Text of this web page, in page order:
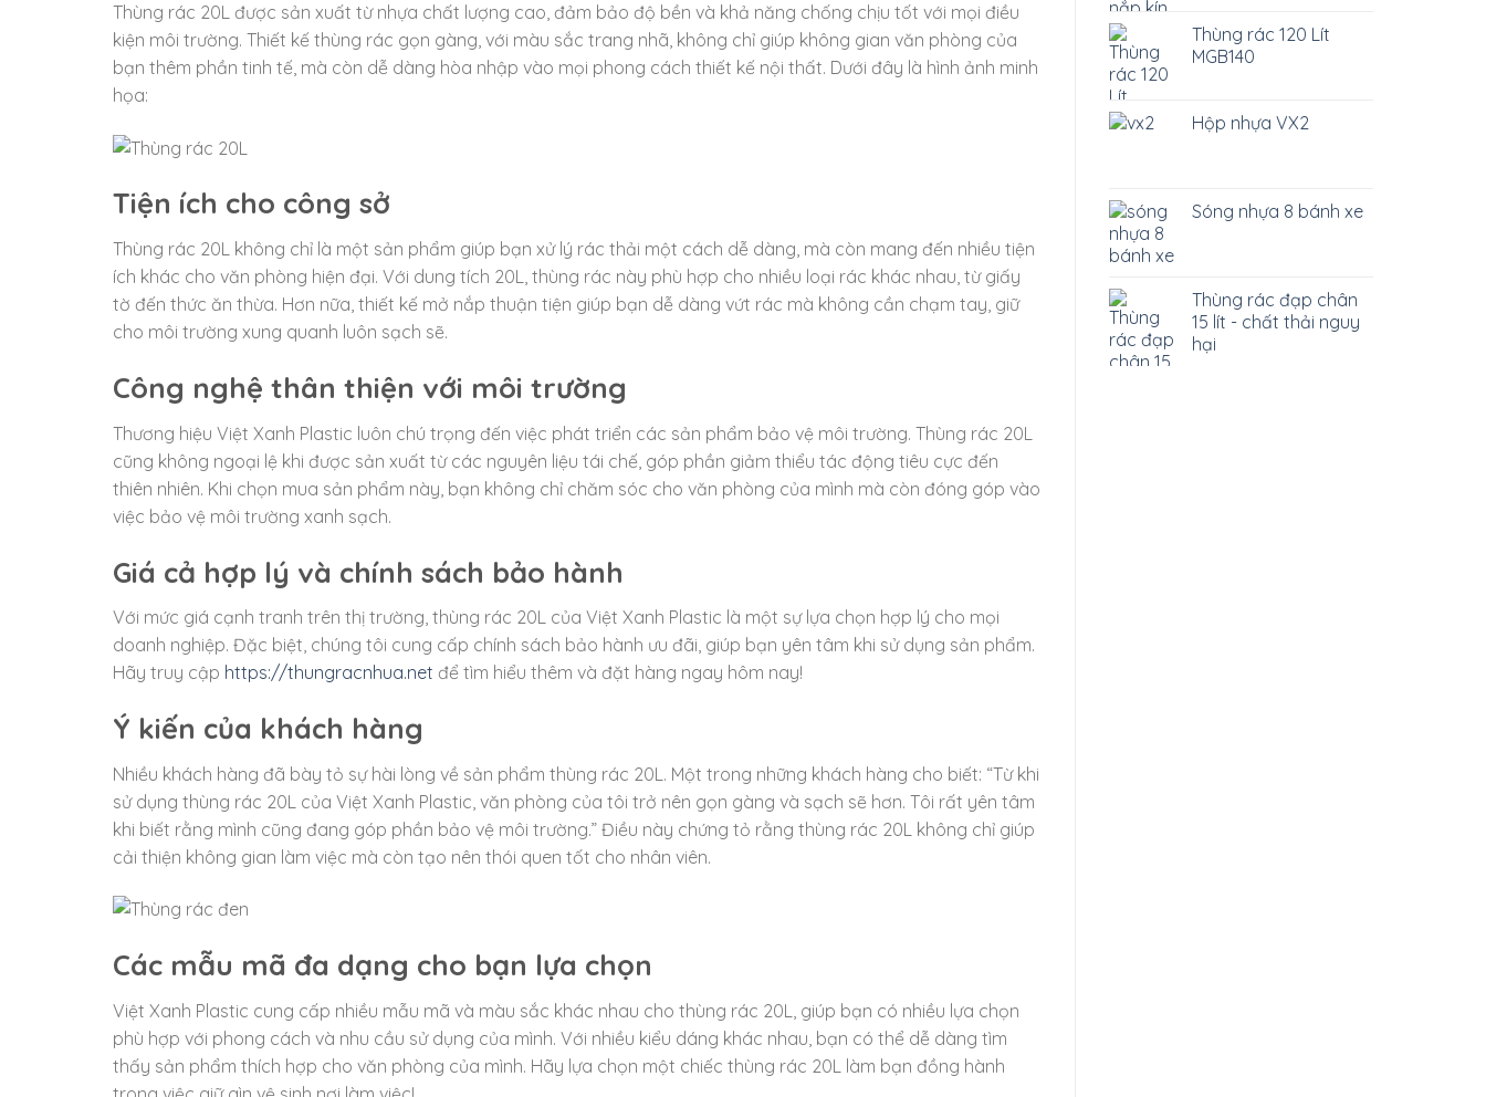
Thùng rác 20L được sản xuất từ nhựa chất lượng cao, đảm bảo độ bền và khả năng chống chịu tốt với mọi điều
kiện môi trường. Thiết kế thùng rác gọn gàng, với màu sắc trang nhã, không chỉ giúp không gian văn phòng của
bạn thêm phần tinh tế, mà còn dễ dàng hòa nhập vào mọi phong cách thiết kế nội thất. Dưới đây là hình ảnh minh
họa:
Tiện ích cho công sở
Thùng rác 20L không chỉ là một sản phẩm giúp bạn xử lý rác thải một cách dễ dàng, mà còn mang đến nhiều tiện
ích khác cho văn phòng hiện đại. Với dung tích 20L, thùng rác này phù hợp cho nhiều loại rác khác nhau, từ giấy
tờ đến thức ăn thừa. Hơn nữa, thiết kế mở nắp thuận tiện giúp bạn dễ dàng vứt rác mà không cần chạm tay, giữ
cho môi trường xung quanh luôn sạch sẽ.
Công nghệ thân thiện với môi trường
Thương hiệu Việt Xanh Plastic luôn chú trọng đến việc phát triển các sản phẩm bảo vệ môi trường. Thùng rác 20L
cũng không ngoại lệ khi được sản xuất từ các nguyên liệu tái chế, góp phần giảm thiểu tác động tiêu cực đến
thiên nhiên. Khi chọn mua sản phẩm này, bạn không chỉ chăm sóc cho văn phòng của mình mà còn đóng góp vào
việc bảo vệ môi trường xanh sạch.
Giá cả hợp lý và chính sách bảo hành
Với mức giá cạnh tranh trên thị trường, thùng rác 20L của Việt Xanh Plastic là một sự lựa chọn hợp lý cho mọi
doanh nghiệp. Đặc biệt, chúng tôi cung cấp chính sách bảo hành ưu đãi, giúp bạn yên tâm khi sử dụng sản phẩm.
Hãy truy cập https://thungracnhua.net để tìm hiểu thêm và đặt hàng ngay hôm nay!
Ý kiến của khách hàng
Nhiều khách hàng đã bày tỏ sự hài lòng về sản phẩm thùng rác 20L. Một trong những khách hàng cho biết: “Từ khi
sử dụng thùng rác 20L của Việt Xanh Plastic, văn phòng của tôi trở nên gọn gàng và sạch sẽ hơn. Tôi rất yên tâm
khi biết rằng mình cũng đang góp phần bảo vệ môi trường.” Điều này chứng tỏ rằng thùng rác 20L không chỉ giúp
cải thiện không gian làm việc mà còn tạo nên thói quen tốt cho nhân viên.
Các mẫu mã đa dạng cho bạn lựa chọn
Việt Xanh Plastic cung cấp nhiều mẫu mã và màu sắc khác nhau cho thùng rác 20L, giúp bạn có nhiều lựa chọn
phù hợp với phong cách và nhu cầu sử dụng của mình. Với nhiều kiểu dáng khác nhau, bạn có thể dễ dàng tìm
thấy sản phẩm thích hợp cho văn phòng của mình. Hãy lựa chọn một chiếc thùng rác 20L làm bạn đồng hành
Thùng rác 120 Lít
MGB140
Hộp nhựa VX2
Sóng nhựa 8 bánh xe
Thùng rác đạp chân
15 lít - chất thải nguy
hại